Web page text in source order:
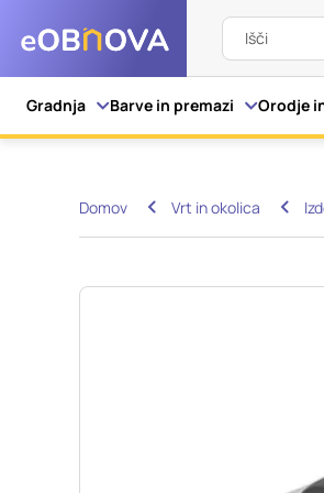
Išči
Gradnja Barve in premazi Orodje
Domov Vrt in okolica